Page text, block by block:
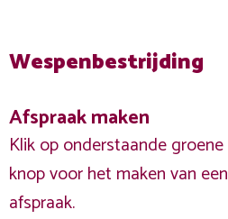
Wespenbestrijding
Afspraak maken
Klik op onderstaande groene
knop voor het maken van een
afspraak.